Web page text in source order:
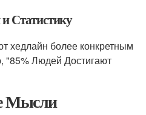
Статистику
хедлайн более конкретным
"85% Людей Достигают
Мысли